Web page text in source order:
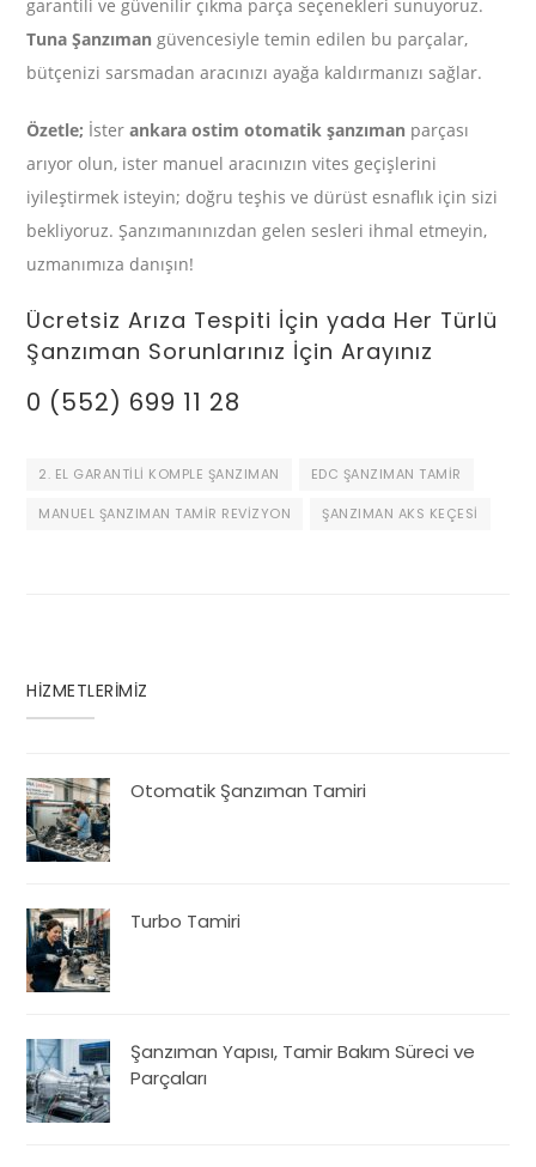
garantili ve güvenilir çıkma parça seçenekleri sunuyoruz.
Tuna Şanzıman güvencesiyle temin edilen bu parçalar,
bütçenizi sarsmadan aracınızı ayağa kaldırmanızı sağlar.
Özetle; İsterankara ostim otomatik şanzıman parçası
arıyor olun, ister manuel aracınızın vites geçişlerini
iyileştirmek isteyin; doğru teşhis ve dürüst esnaflık için sizi
bekliyoruz. Şanzımanınızdan gelen sesleri ihmal etmeyin,
uzmanımıza danışın!
Ücretsiz Arıza Tespiti İçin yada Her Türlü
Şanzıman Sorunlarınız İçin Arayınız
0 (552) 699 11 28
2. EL GARANTILI KOMPLE ŞANZIMAN EDC ŞANZIMAN TAMIR
MANUEL ŞANZIMAN TAMIR REVIZYON ŞANZIMAN AKS KEÇESI
HİZMETLERİMİZ
Otomatik Şanzıman Tamiri
Turbo Tamiri
Şanzıman Yapısı, Tamir Bakım Süreci ve
Parçaları